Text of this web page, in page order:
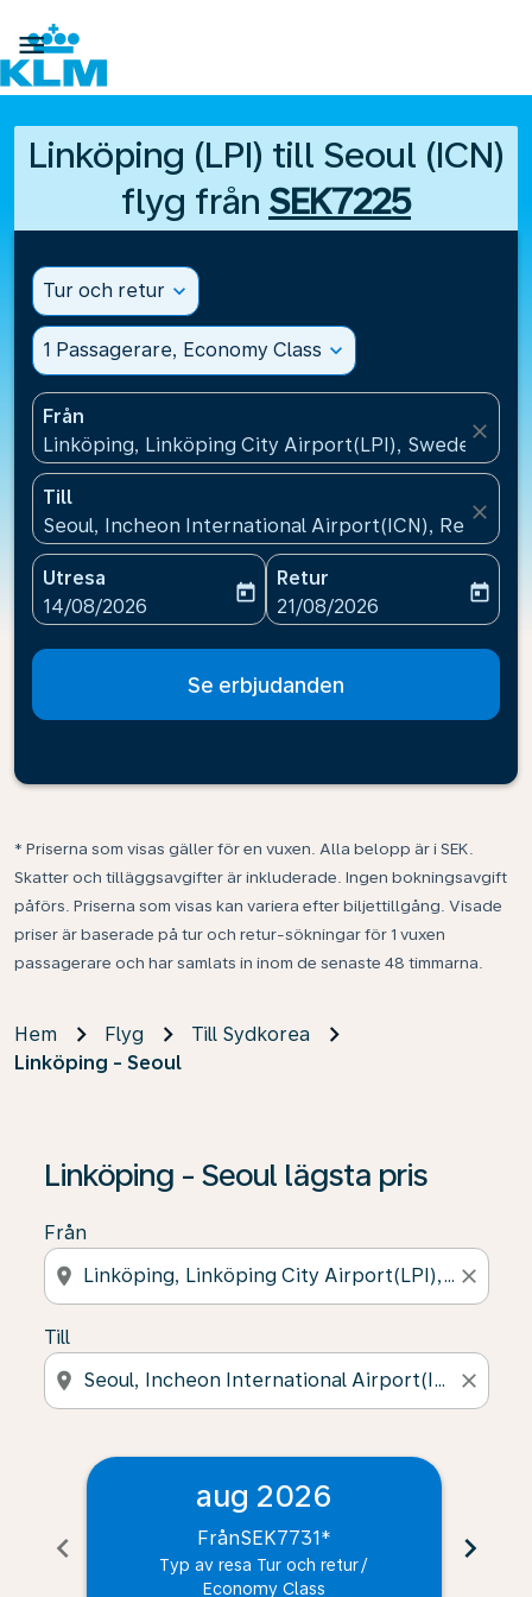

Linköping (LPI) till Seoul (ICN)
flyg från SEK7225
Tur och retur expand_more
1 Passagerare, Economy Class expand_more
Från
Linköping, Linköping City Airport(LPI), Sweden
close
Till
Seoul, Incheon International Airport(ICN),
close
Utresa
fc-booking-departure-date-aria-label
14/08/2026
today
Retur
fc-booking-return-date-
21/08/2026
today
Se erbjudanden
* Priserna som visas gäller för en vuxen. Alla belopp är i SEK.
Skatter och tilläggsavgifter är inkluderade. Ingen bokningsavgift
påförs. Priserna som visas kan variera efter biljettillgång. Visade
priser är baserade på tur och retur-sökningar för 1 vuxen
passagerare och har samlats in inom de senaste 48 timmarna.
Hem Flyg
Till Sydkorea
Linköping - Seoul
Linköping - Seoul lägsta pris
Från
location_on close
Till
location_on close
chevron_left
aug 2026
FrånSEK7731*
Typ av resa Tur och retur /
Economy Class
chevron_right